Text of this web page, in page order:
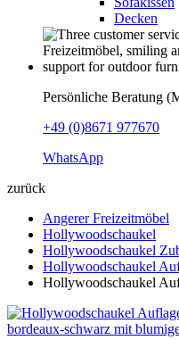
Decken
Persönliche Beratung
+49 (0)8671 977670
WhatsApp
zurück
Angerer Freizeitmöbel
Hollywoodschaukel
Hollywoodschaukel
Hollywoodschaukel
Hollywoodschaukel